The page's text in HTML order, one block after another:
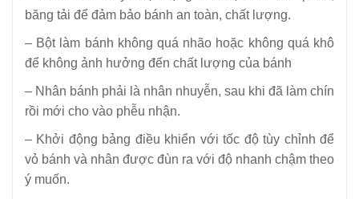
băng tải để đảm bảo bánh an toàn, chất lượng.
– Bột làm bánh không quá nhão hoặc không quá khô
để không ảnh hưởng đến chất lượng của bánh
– Nhân bánh phải là nhân nhuyễn, sau khi đã làm chín
rồi mới cho vào phễu nhận.
– Khởi động bảng điều khiển với tốc độ tùy chỉnh để
vỏ bánh và nhân được đùn ra với độ nhanh chậm theo
ý muốn.